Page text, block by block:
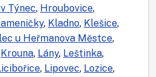
Týnec, Hroubovice,
, Kladno, Klešice,
u Heřmanova Městce,
Krouna, Lány, Leštinka,
, Lipovec, Lozice,